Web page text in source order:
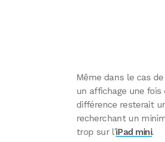
Même dans le cas de
un affichage une fois
différence resterait
recherchant un
trop sur l’iPad mini.